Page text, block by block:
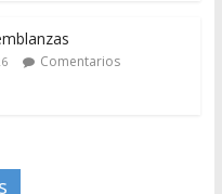
Comentarios